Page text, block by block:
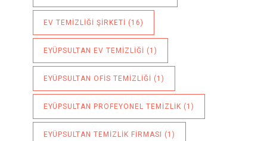
EV TEMIZLIĞI ŞIRKETI (16)
EYÜPSULTAN EV TEMIZLIĞI (1)
EYÜPSULTAN OFIS TEMIZLIĞI (1)
EYÜPSULTAN PROFEYONEL TEMIZLIK (1)
EYÜPSULTAN TEMIZLIK FIRMASI (1)